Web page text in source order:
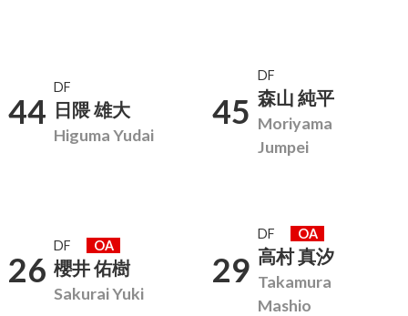
44
DF
日隈 雄大
Higuma Yudai
45
DF
森山 純平
Moriyama
Jumpei
26
DF OA
櫻井 佑樹
Sakurai Yuki
29
DF OA
高村 真汐
Takamura
Mashio